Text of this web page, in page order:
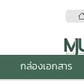
กล่องเอกสาร